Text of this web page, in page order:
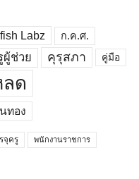
Labz ก.ค.ศ.
ผู้ช่วย คุรุสภา คู่มือ
ด
ทอง
จุครู พนักงานราชการ